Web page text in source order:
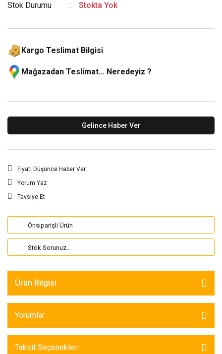
Stok Durumu
Stokta Yok
Kargo Teslimat Bilgisi
Mağazadan Teslimat... Neredeyiz ?
Gelince Haber Ver
Fiyatı Düşünce Haber Ver
Yorum Yaz
Tavsiye Et
Önsiparişli Ürün
Stok Sorunuz...
Ürün Bilgisi
Yorumlar
Taksit Seçenekleri